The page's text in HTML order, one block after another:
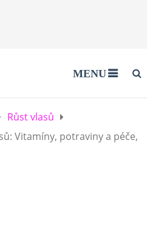
MENU
Růst vlasů
Vitamíny, potraviny a péče,